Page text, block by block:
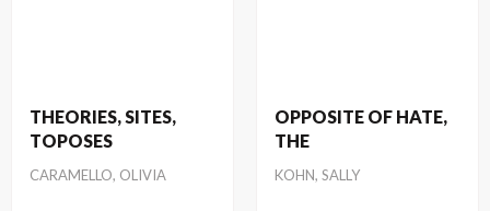
THEORIES, SITES,
TOPOSES
Autor
CARAMELLO, OLIVIA
OPPOSITE OF HATE,
THE
Autor
KOHN, SALLY